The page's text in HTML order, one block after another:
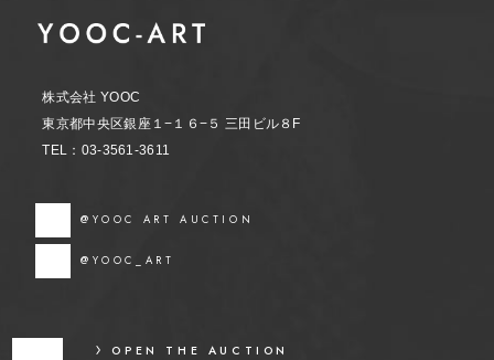
株式会社 YOOC
東京都中央区銀座１−１６−５ 三田ビル８F
TEL：03-3561-3611
@YOOC ART AUCTION
@YOOC_ART
OPEN THE AUCTION